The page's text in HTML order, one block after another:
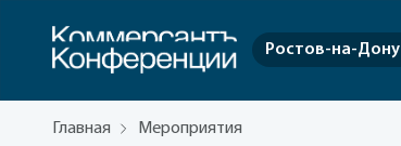
Ростов-на-Дону
Главная Мероприятия